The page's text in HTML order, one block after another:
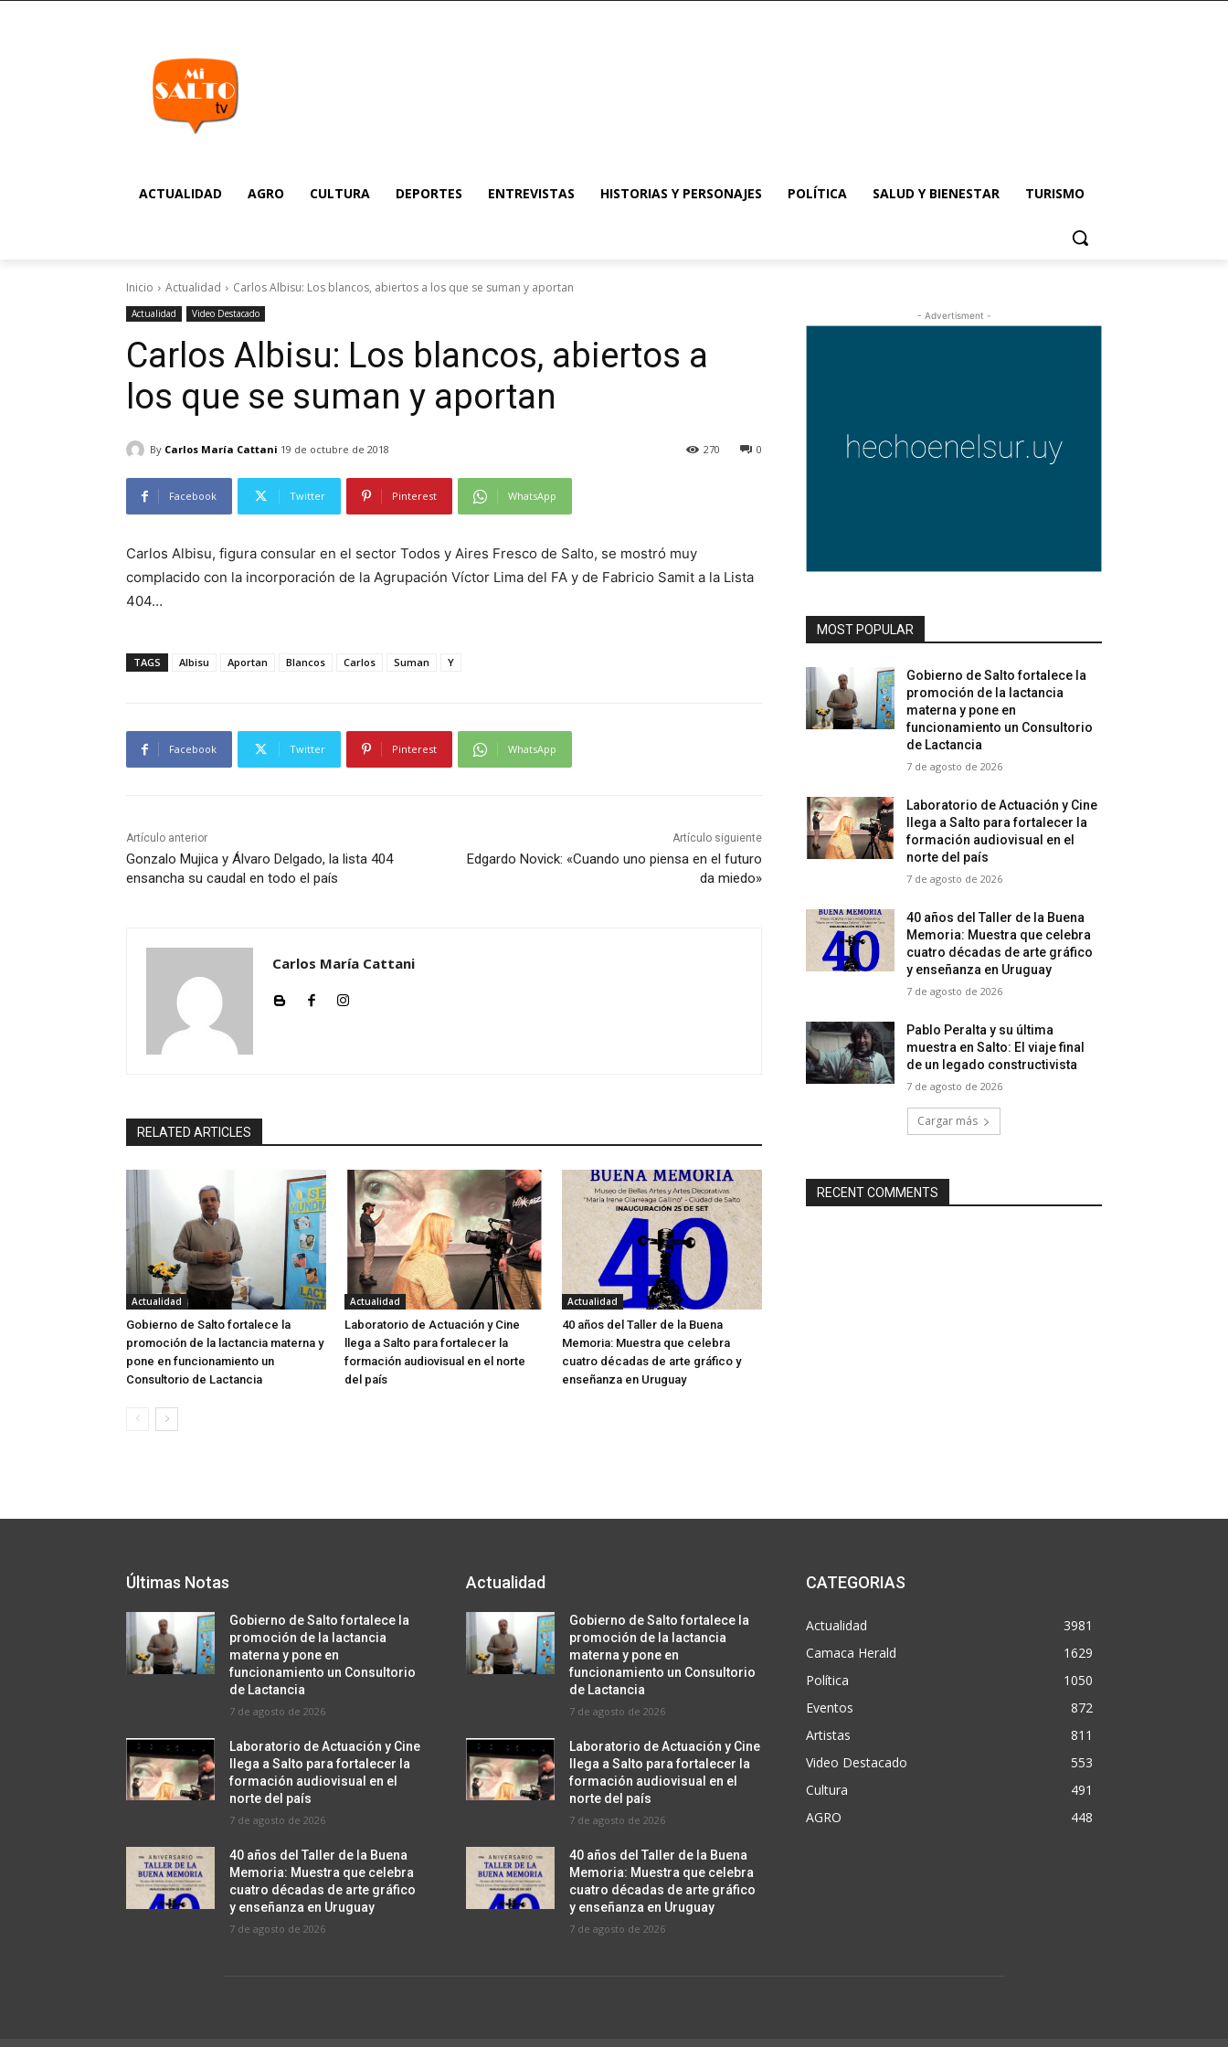
ACTUALIDAD AGRO CULTURA DEPORTES ENTREVISTAS HISTORIAS Y PERSONAJES POLÍTICA SALUD Y BIENESTAR TURISMO
Inicio Actualidad Carlos Albisu: Los blancos, abiertos a los que se suman y aportan
Actualidad Video Destacado
Carlos Albisu: Los blancos, abiertos a
los que se suman y aportan
By Carlos María Cattani 19 de octubre de 2018 0
270
Facebook Twitter Pinterest WhatsApp
Carlos Albisu, figura consular en el sector Todos y Aires Fresco de Salto, se mostró muy
complacido con la incorporación de la Agrupación Víctor Lima del FA y de Fabricio Samit a la Lista
404…
TAGS Albisu Aportan Blancos Carlos Suman Y
Facebook Twitter Pinterest WhatsApp
Artículo anterior
Gonzalo Mujica y Álvaro Delgado, la lista 404
ensancha su caudal en todo el país
Artículo siguiente
Edgardo Novick: «Cuando uno piensa en el futuro
da miedo»
Carlos María Cattani
RELATED ARTICLES
Actualidad
Gobierno de Salto fortalece la
promoción de la lactancia materna y
pone en funcionamiento un
Consultorio de Lactancia
Actualidad
Laboratorio de Actuación y Cine
llega a Salto para fortalecer la
formación audiovisual en el norte
del país
Actualidad
40 años del Taller de la Buena
Memoria: Muestra que celebra
cuatro décadas de arte gráfico y
enseñanza en Uruguay
- Advertisment -
MOST POPULAR
Gobierno de Salto fortalece la
promoción de la lactancia
materna y pone en
funcionamiento un Consultorio
de Lactancia
7 de agosto de 2026
Laboratorio de Actuación y Cine
llega a Salto para fortalecer la
formación audiovisual en el
norte del país
7 de agosto de 2026
40 años del Taller de la Buena
Memoria: Muestra que celebra
cuatro décadas de arte gráfico
y enseñanza en Uruguay
7 de agosto de 2026
Pablo Peralta y su última
muestra en Salto: El viaje final
de un legado constructivista
7 de agosto de 2026
Cargar más
RECENT COMMENTS
Últimas Notas
Gobierno de Salto fortalece la
promoción de la lactancia
materna y pone en
funcionamiento un Consultorio
de Lactancia
7 de agosto de 2026
Laboratorio de Actuación y Cine
llega a Salto para fortalecer la
formación audiovisual en el
norte del país
7 de agosto de 2026
40 años del Taller de la Buena
Memoria: Muestra que celebra
cuatro décadas de arte gráfico
y enseñanza en Uruguay
7 de agosto de 2026
Actualidad
Gobierno de Salto fortalece la
promoción de la lactancia
materna y pone en
funcionamiento un Consultorio
de Lactancia
7 de agosto de 2026
Laboratorio de Actuación y Cine
llega a Salto para fortalecer la
formación audiovisual en el
norte del país
7 de agosto de 2026
40 años del Taller de la Buena
Memoria: Muestra que celebra
cuatro décadas de arte gráfico
y enseñanza en Uruguay
7 de agosto de 2026
CATEGORIAS
Actualidad
3981
Camaca Herald
1629
Política
1050
Eventos
872
Artistas
811
Video Destacado
553
Cultura
491
AGRO
448